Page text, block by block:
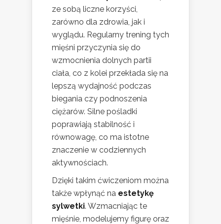
ze sobą liczne korzyści,
zarówno dla zdrowia, jak i
wyglądu. Regularny trening tych
mięśni przyczynia się do
wzmocnienia dolnych partii
ciała, co z kolei przekłada się na
lepszą wydajność podczas
biegania czy podnoszenia
ciężarów. Silne pośladki
poprawiają stabilność i
równowagę, co ma istotne
znaczenie w codziennych
aktywnościach.
Dzięki takim ćwiczeniom można
także wpłynąć na estetykę
sylwetki. Wzmacniając te
mięśnie, modelujemy figurę oraz